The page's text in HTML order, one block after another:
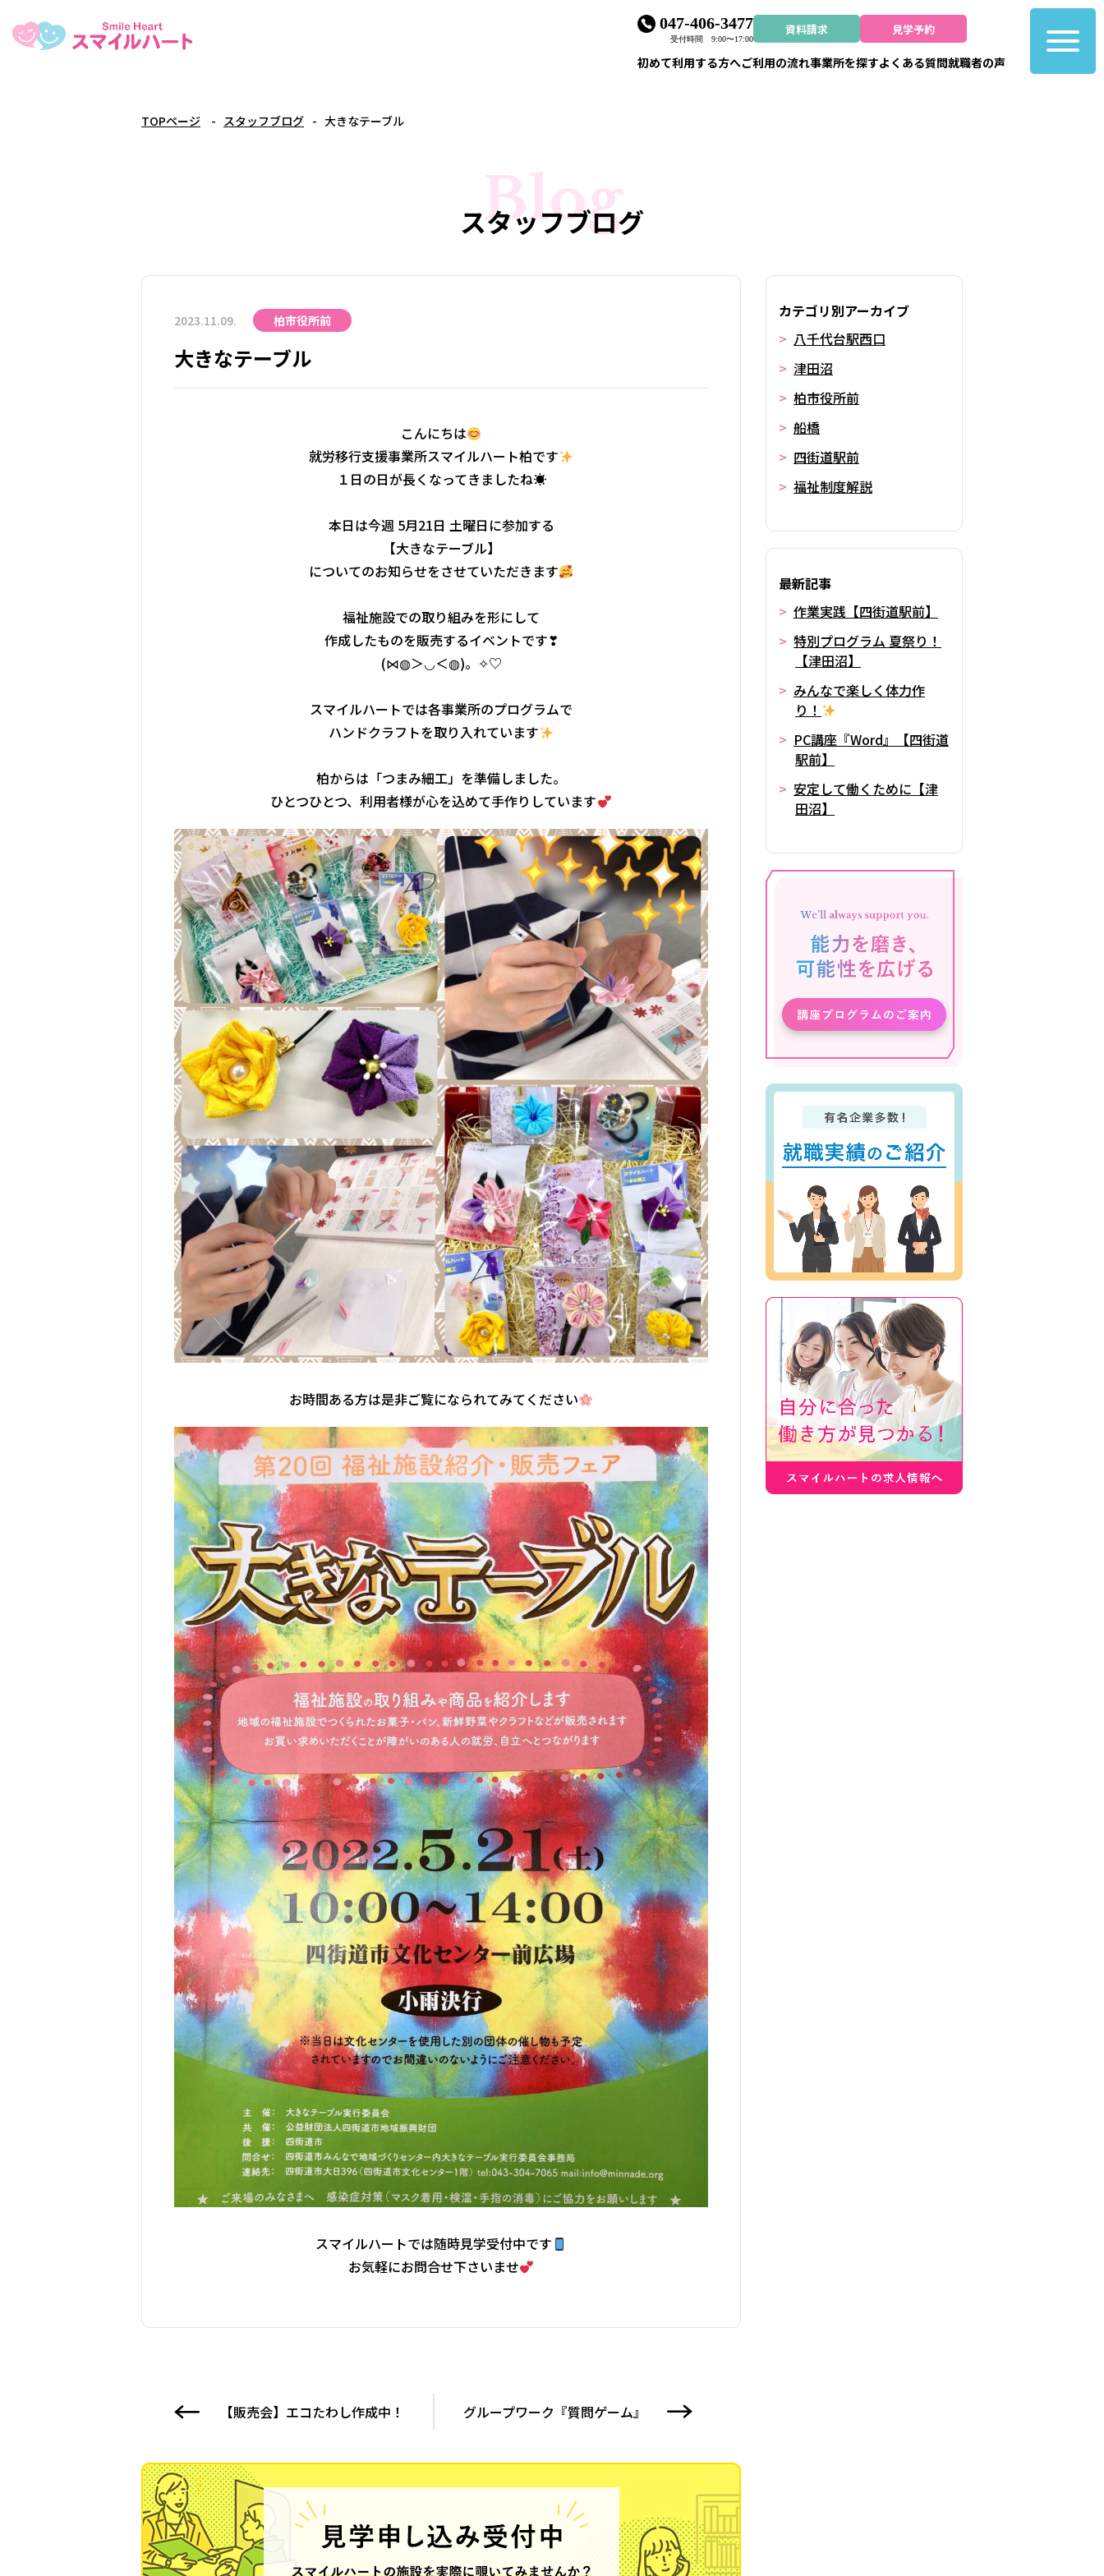
047-406-3477
受付時間 9:00〜17:00
資料請求 見学予約
初めて利用する方へご利用の流れ事業所を探すよくある質問就職者の声
TOPページ スタッフブログ 大きなテーブル
スタッフブログ
Blog
2023.11.09. 柏市役所前
大きなテーブル
こんにちは
就労移行支援事業所スマイルハート柏です
１日の日が長くなってきましたね☀
本日は今週 5月21日 土曜日に参加する
【大きなテーブル】
についてのお知らせをさせていただきます
福祉施設での取り組みを形にして
作成したものを販売するイベントです❣
(⋈◍＞◡＜◍)。✧♡
スマイルハートでは各事業所のプログラムで
ハンドクラフトを取り入れています
柏からは「つまみ細工」を準備しました。
ひとつひとつ、利用者様が心を込めて手作りしています
お時間ある方は是非ご覧になられてみてください
スマイルハートでは随時見学受付中です
お気軽にお問合せ下さいませ
【販売会】エコたわし作成中！ グループワーク『質問ゲーム』
カテゴリ別アーカイブ
八千代台駅西口
津田沼
柏市役所前
船橋
四街道駅前
福祉制度解説
最新記事
作業実践【四街道駅前】
特別プログラム 夏祭り！
【津田沼】
みんなで楽しく体力作
り！
PC講座『Word』【四街道
駅前】
安定して働くために【津
田沼】